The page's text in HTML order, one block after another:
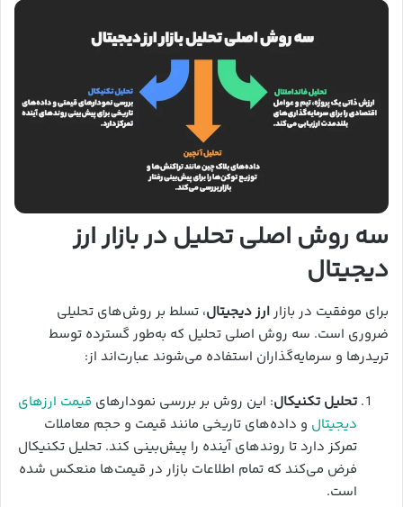
سه روش اصلی تحلیل در بازار ارز
دیجیتال
برای موفقیت در بازارارز دیجیتال، تسلط بر روش‌های تحلیلی
ضروری است. سه روش اصلی تحلیل که به‌طور گسترده توسط
تریدرها و سرمایه‌گذاران استفاده می‌شوند عبارت‌اند از:
تحلیل تکنیکال: این روش بر بررسی نمودارهای قیمت ارزهای
دیجیتال و داده‌های تاریخی مانند قیمت و حجم معاملات
تمرکز دارد تا روندهای آینده را پیش‌بینی کند. تحلیل تکنیکال
فرض می‌کند که تمام اطلاعات بازار در قیمت‌ها منعکس شده
است.